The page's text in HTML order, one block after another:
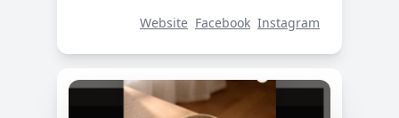
Website Facebook Instagram